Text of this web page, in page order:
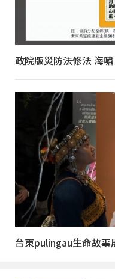
政院版災防法修法 海
台東pulingau生命故事